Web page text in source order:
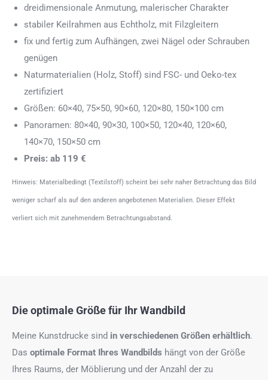
dreidimensionale Anmutung, malerischer Charakter
stabiler Keilrahmen aus Echtholz, mit Filzgleitern
fix und fertig zum Aufhängen, zwei Nägel oder Schrauben
genügen
Naturmaterialien (Holz, Stoff) sind FSC- und Oeko-tex
zertifiziert
Größen: 60×40, 75×50, 90×60, 120×80, 150×100 cm
Panoramen: 80×40, 90×30, 100×50, 120×40, 120×60,
140×70, 150×50 cm
Preis: ab 119 €
Hinweis: Materialbedingt (Textilstoff) scheint bei sehr naher Betrachtung das Bild
weniger scharf als auf den anderen angebotenen Materialien. Dieser Effekt
verliert sich mit zunehmendem Betrachtungsabstand.
Die optimale Größe für Ihr Wandbild
Meine Kunstdrucke sind in verschiedenen Größen erhältlich.
Das optimale Format Ihres Wandbilds hängt von der Größe
Ihres Raums, der Möblierung und der Anzahl der zu